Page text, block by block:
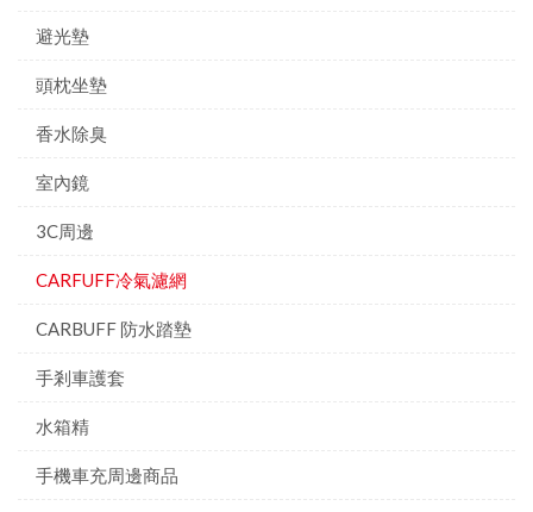
避光墊
頭枕坐墊
香水除臭
室內鏡
3C周邊
CARFUFF冷氣濾網
CARBUFF 防水踏墊
手剎車護套
水箱精
手機車充周邊商品